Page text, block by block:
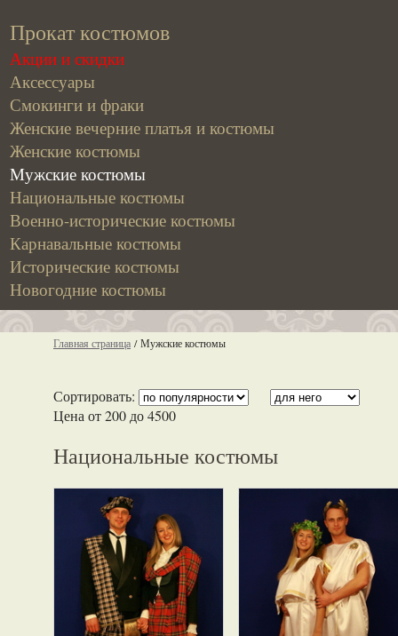
Прокат костюмов
Акции и скидки
Аксессуары
Смокинги и фраки
Женские вечерние платья и костюмы
Женские костюмы
Мужские костюмы
Национальные костюмы
Военно-исторические костюмы
Карнавальные костюмы
Исторические костюмы
Новогодние костюмы
Главная страница / Мужские костюмы
Сортировать:
Цена от200 до 4500
Национальные костюмы